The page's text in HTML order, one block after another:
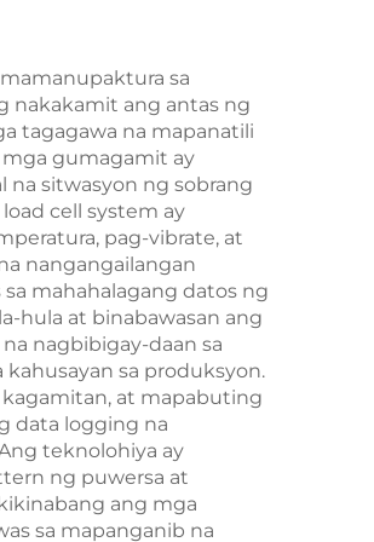
sa
nakakamit ang antas ng
tagagawa na mapanatili
gumagamit ay
na sitwasyon ng sobrang
cell system ay
pag-vibrate, at
nangangailangan
mahahalagang datos ng
hula at binabawasan ang
nagbibigay-daan sa
sa produksyon.
kagamitan, at mapabuting
data logging na
teknolohiya ay
ng puwersa at
ang mga
sa mapanganib na